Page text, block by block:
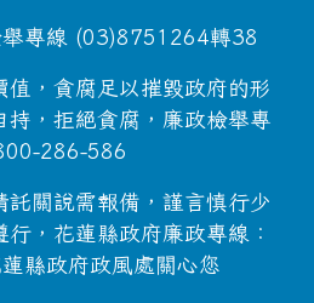
舉專線 (03)8751264轉38
值，貪腐足以摧毀政府的形
持，拒絕貪腐，廉政檢舉專
286-586
託關說需報備，謹言慎行少
，花蓮縣政府廉政專線：
縣政府政風處關心您